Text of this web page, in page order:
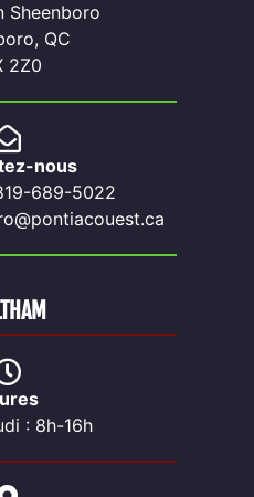
Sheenboro
QC
2Z0
nous
689-5022
: 8h-16h